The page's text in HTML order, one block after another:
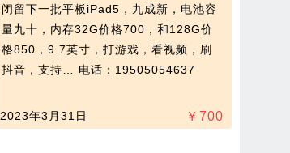
闭留下一批平板iPad5，九成新，电池容
量九十，内存32G价格700，和128G价
格850，9.7英寸，打游戏，看视频，刷
抖音，支持… 电话：19505054637
￥ 700
2023年3月31日